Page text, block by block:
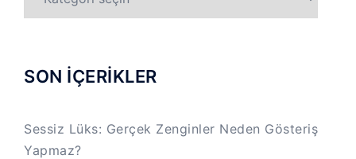
KATEGORİLER
SON İÇERİKLER
Sessiz Lüks: Gerçek Zenginler Neden Gösteriş
Yapmaz?